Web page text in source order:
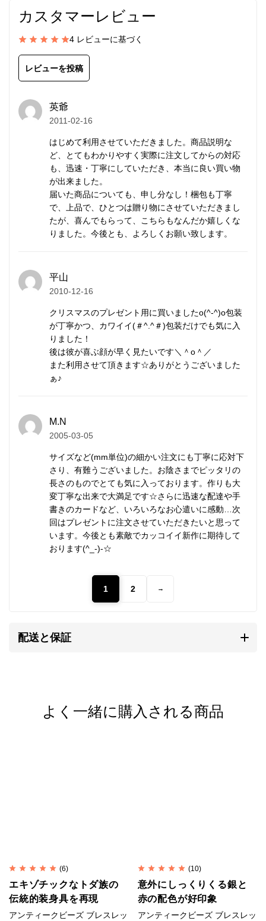
意外としっくりくる銀と赤の配色が好印象です。
ニークです。薄い銀の板をくるくる巻いてこしらえま
す。細やかな細工に目を見張るでしょう。
留め具
には、高品質なスターリングシルバー
の邪魔にならない小ぶりで控えめなものを選んでいま
写真の留め具は着けづらいため、現在は比較的着けや
すいロブスタークラスプを使用しています。
ワイヤーをかしめるストッパーには、アルジェンティ
一般的なストッパーより、耐久性と強度にはるかに優
れ、変色しにくく、白い輝きを持続します。
メンズ/レディース兼用。
カレン族の手仕事によるシルバ
ービーズ
カレンシルバー
よって、伝統的手法で丹念に作られます。
マットな質感が特徴で、刻印の一つ一つが異なる表情
を持ち、素朴なぬくもりが心に響きます。
研磨されていない温かみのある質感、無骨で荒削りな
これらの味わいがカレンシルバーの持ち味であり、他
のシルバーアクセサリーとは異なる個性となります。
植物や生活道具などを象ったモチーフが多く見られま
そこには自然を畏れ敬うアニミズムの思想が流れてい
カレンシルバーは銀95%＋銅5%のSV950が用いられ
ます。
カスタマーレビュー
4 レビューに基づく
レビューを投稿
英爺
2011-02-16
はじめて利用させていただきました。商品説明な
ど、とてもわかりやすく実際に注文してからの対応
も、迅速・丁寧にしていただき、本当に良い買い物
が出来ました。
届いた商品についても、申し分なし！梱包も丁寧
で、上品で、ひとつは贈り物にさせていただきまし
たが、喜んでもらって、こちらもなんだか嬉しくな
りました。今後とも、よろしくお願い致します。
平山
2010-12-16
クリスマスのプレゼント用に買いましたo(^-^)o包装
が丁寧かつ、カワイイ(＃^.^＃)包装だけでも気に入
りました！
後は彼が喜ぶ顔が早く見たいです＼＾o＾／
また利用させて頂きます☆ありがとうございました
ぁ♪
M.N
2005-03-05
サイズなど(mm単位)の細かい注文にも丁寧に応対下
さり、有難うございました。お陰さまでピッタリの
長さのものでとても気に入っております。作りも大
変丁寧な出来で大満足です☆さらに迅速な配達や手
書きのカードなど、いろいろなお心遣いに感動…次
回はプレゼントに注文させていただきたいと思って
います。今後とも素敵でカッコイイ新作に期待して
おります(^_-)-☆
1 2 →
配送と保証
よく一緒に購入される商品
(6)
エキゾチックなトダ族の
伝統的装身具を再現
アンティークビーズ ブレスレッ
(10)
意外にしっくりくる銀と
赤の配色が好印象
アンティークビーズ ブレスレッ